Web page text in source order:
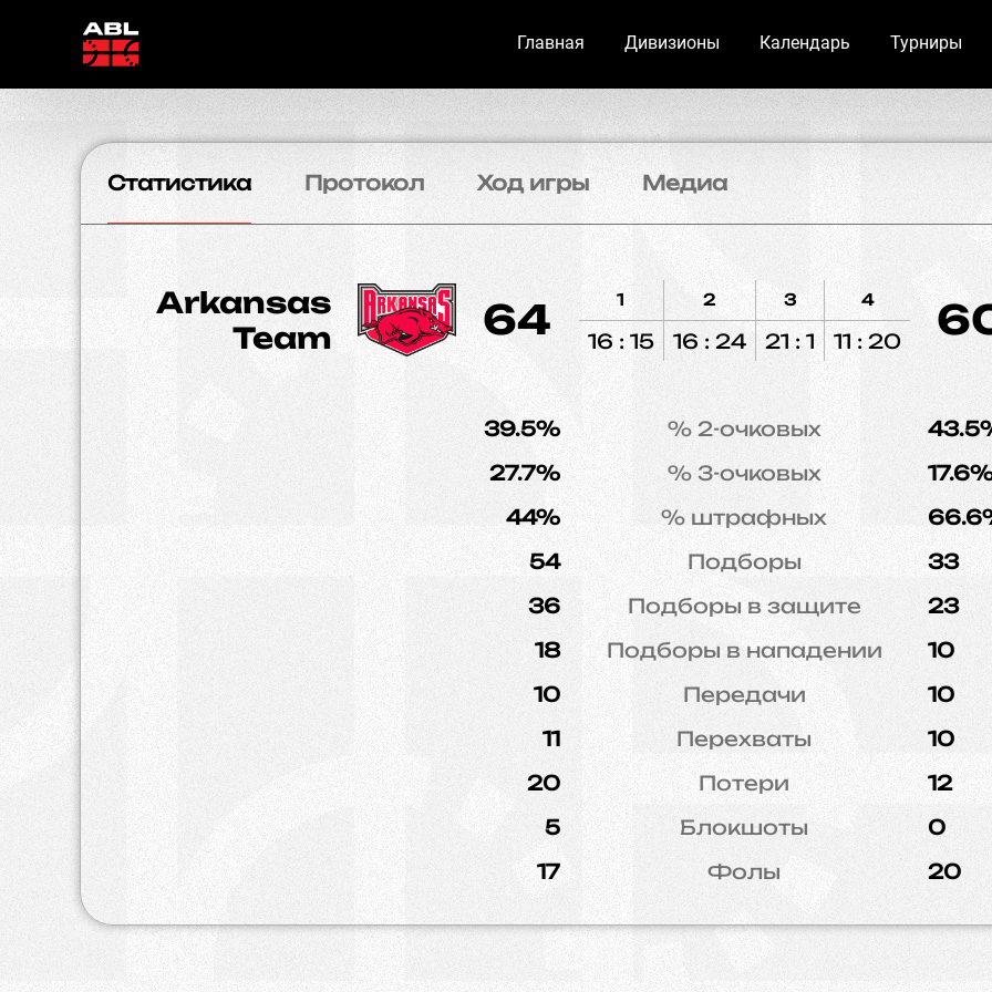
Главная Дивизионы Календарь Турниры
Статистика Протокол Ход игры Медиа
Arkansas
Team
64 1
16 : 15
2
16 : 24
3
21 : 1
4
11 : 20
39.5% % 2-очковых
27.7%
% 3-очковых
44%
% штрафных
54
Подборы
33
36
Подборы в защите
23
18
Подборы в нападении
10
10
Передачи
10
11
Перехваты
10
20
Потери
12
5
Блокшоты
0
17
Фолы 20